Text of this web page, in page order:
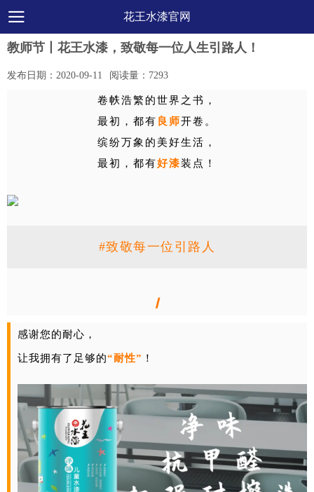
花王水漆官网
教师节丨花王水漆，致敬每一位人生引路人！
发布日期： 2020-09-11 阅读量： 7293
卷帙浩繁的世界之书，
最初，都有 良师开卷。
缤纷万象的美好生活，
最初，都有好漆装点！
#致敬每一位引路人
Ⅰ
感谢您的耐心，
让我拥有了足够的“耐性” ！